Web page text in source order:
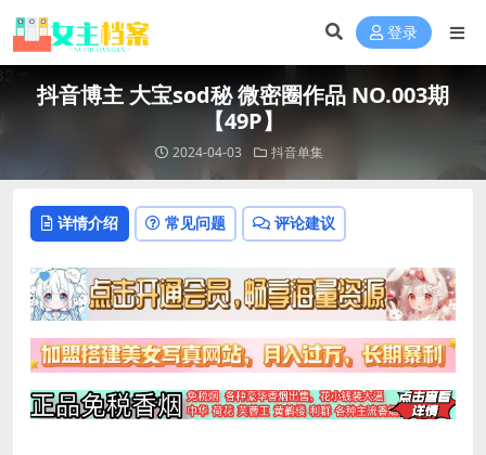
登录
抖音博主 大宝sod秘 微密圈作品 NO.003期
【49P】
2024-04-03 抖音单集
详情介绍 常见问题 评论建议